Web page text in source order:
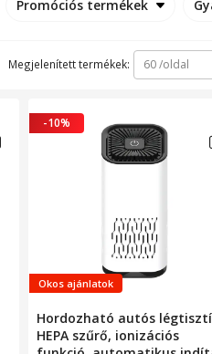
Promóciós termékek
Megjelenített termékek: 60 /oldal
-10%
Okos ajánlatok
Hordozható autós
HEPA szűrő, ionizációs